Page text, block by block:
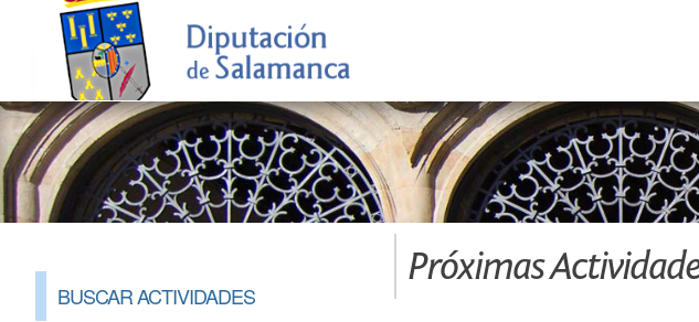
BUSCAR ACTIVIDADES
Próximas